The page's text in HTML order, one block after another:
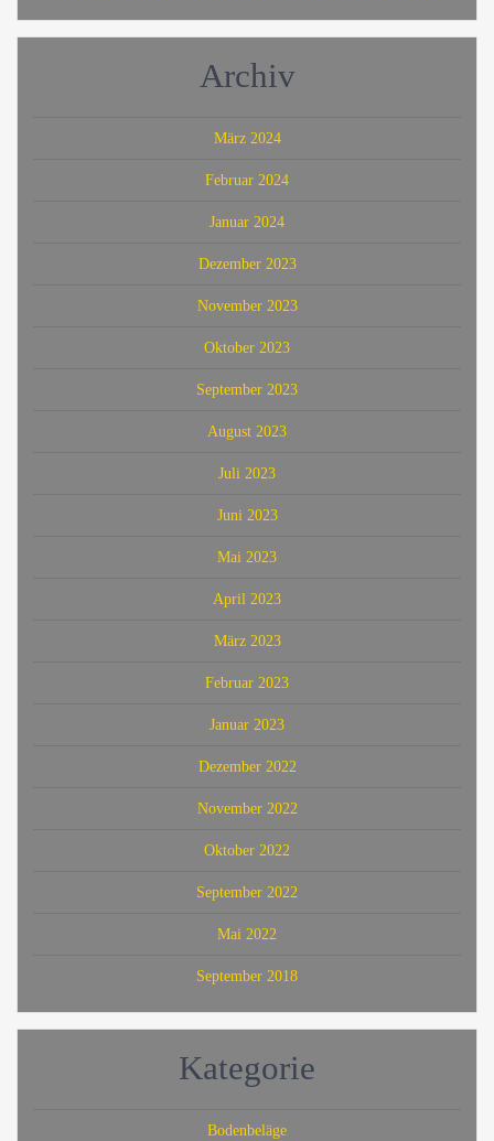
Archiv
März 2024
Februar 2024
Januar 2024
Dezember 2023
November 2023
Oktober 2023
September 2023
August 2023
Juli 2023
Juni 2023
Mai 2023
April 2023
März 2023
Februar 2023
Januar 2023
Dezember 2022
November 2022
Oktober 2022
September 2022
Mai 2022
September 2018
Kategorie
Bodenbeläge